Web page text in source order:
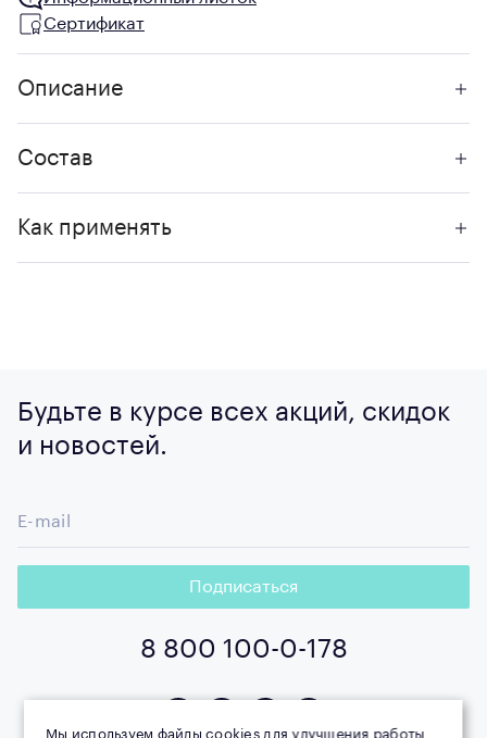
Сертификат
Описание
Состав
Как применять
Будьте в курсе всех акций, скидок
и новостей.
E-mail
Подписаться
8 800 100-0-178
Мы используем файлы cookies для улучшения работы